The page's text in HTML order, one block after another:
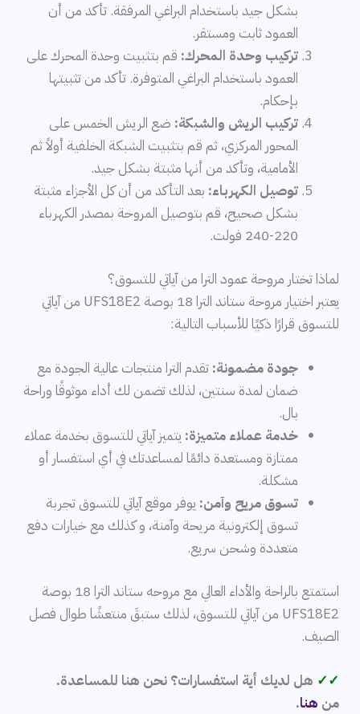
بشكل جيد باستخدام البراغي المرفقة. تأكد من أن
العمود ثابت ومستقر.
تركيب وحدة المحرك: قم بتثبيت وحدة المحرك على
العمود باستخدام البراغي المتوفرة. تأكد من تثبيتها
بإحكام.
تركيب الريش والشبكة: ضع الريش الخمس على
المحور المركزي، ثم قم بتثبيت الشبكة الخلفية أولاً ثم
الأمامية، وتأكد من أنها مثبتة بشكل جيد.
توصيل الكهرباء: بعد التأكد من أن كل الأجزاء مثبتة
بشكل صحيح، قم بتوصيل المروحة بمصدر الكهرباء
220-240 فولت.
لماذا تختار مروحة عمود الترا من آياتي للتسوق؟
يعتبر اختيار مروحة ستاند الترا 18 بوصة UFS18E2 من آياتي
للتسوق قرارًا ذكيًا للأسباب التالية:
جودة مضمونة: تقدم الترا منتجات عالية الجودة مع
ضمان لمدة سنتين، لذلك تضمن لك أداء موثوقًا وراحة
بال.
خدمة عملاء متميزة: يتميز آياتي للتسوق بخدمة عملاء
ممتازة ومستعدة دائمًا لمساعدتك في أي استفسار أو
مشكلة.
تسوق مريح وآمن: يوفر موقع آياتي للتسوق تجربة
تسوق إلكترونية مريحة وآمنة، و كذلك مع خيارات دفع
متعددة وشحن سريع.
استمتع بالراحة والأداء العالي مع مروحه ستاند الترا 18 بوصة
UFS18E2 من آياتي للتسوق، لذلك ستبقَ منتعشًا طوال فصل
الصيف.
✓✓ هل لديك أية استفسارات؟ نحن هنا للمساعدة.
من هنا.